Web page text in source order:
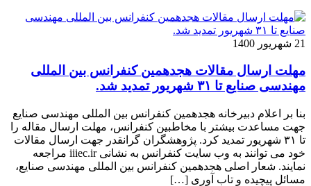
21 شهریور 1400
مهلت ارسال مقالات هجدهمین کنفرانس بین المللی
مهندسی صنایع تا ۳۱ شهریور تمدید شد.
بنا بر اعلام دبیرخانه هجدهمین کنفرانس بین المللی مهندسی صنایع
جهت مساعدت بیشتر با مخاطبین کنفرانس، مهلت ارسال مقاله را
تا ۳۱ شهریور تمدید کرد. پژوهشگران گرانقدر جهت ارسال مقالات
خود می توانند به وب سایت کنفرانس به نشانی iiiec.ir مراجعه
نمایند. شعار اصلی هجدهمین کنفرانس بین المللی مهندسی صنایع،
مسائل پیچیده و تاب آوری […]